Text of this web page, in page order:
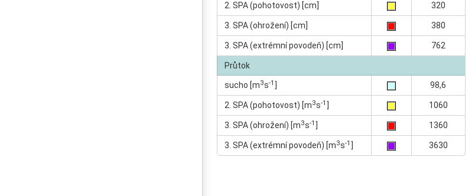
2. SPA (pohotovost) [cm] 320
3. SPA (ohrožení) [cm] 380
3. SPA (extrémní povodeň) [cm] 762
Průtok
sucho [m3s-1 98,6
2. SPA (pohotovost) [m3s-1 1060
3. SPA (ohrožení) [m3s-1 1360
3. SPA (extrémní povodeň) [m3s-1 3630